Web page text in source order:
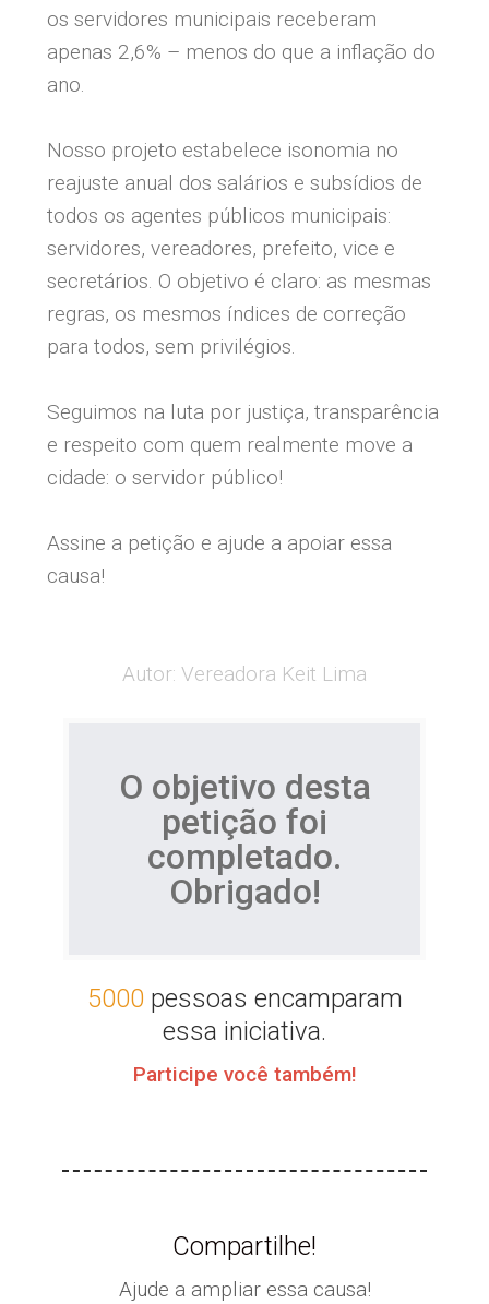
os servidores municipais receberam
apenas 2,6% – menos do que a inflação do
ano.
Nosso projeto estabelece isonomia no
reajuste anual dos salários e subsídios de
todos os agentes públicos municipais:
servidores, vereadores, prefeito, vice e
secretários. O objetivo é claro: as mesmas
regras, os mesmos índices de correção
para todos, sem privilégios.
Seguimos na luta por justiça, transparência
e respeito com quem realmente move a
cidade: o servidor público!
Assine a petição e ajude a apoiar essa
causa!
Autor: Vereadora Keit Lima
O objetivo desta
petição foi
completado.
Obrigado!
5000 pessoas encamparam
essa iniciativa.
Participe você também!
Compartilhe!
Ajude a ampliar essa causa!